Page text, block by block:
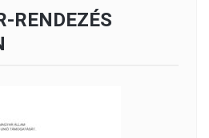
RENDEZÉS